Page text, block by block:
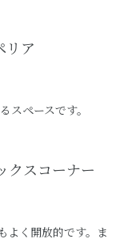
リア
スペースです。
クスコーナー
よく開放的です。ま